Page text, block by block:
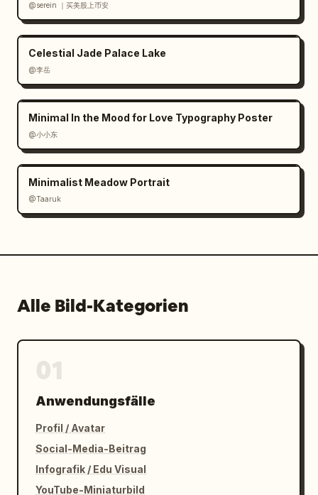
@serein ｜买美股上币安
Celestial Jade Palace Lake
@李岳
Minimal In the Mood for Love Typography Poster
@小小东
Minimalist Meadow Portrait
@Taaruk
Alle Bild-Kategorien
Anwendungsfälle
Profil / Avatar
Social-Media-Beitrag
Infografik / Edu Visual
YouTube-Miniaturbild